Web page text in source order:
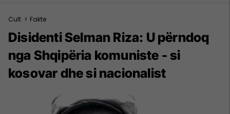
Cult > Fakte
Disidenti Selman Riza: U përndoq
nga Shqipëria komuniste - si
kosovar dhe si nacionalist